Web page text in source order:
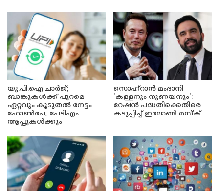
യു.പി.ഐ ചാർജ്;
ബാങ്കുകൾക്ക് പുറമെ
ഏറ്റവും കൂടുതൽ നേട്ടം
ഫോൺപേ, പേടിഎം
ആപ്പുകൾക്കും
സൊഹ്റാൻ മംദാനി
'കള്ളനും നുണയനും':
റേഷൻ പദ്ധതിക്കെതിരെ
കടുപ്പിച്ച് ഇലോൺ മസ്ക്